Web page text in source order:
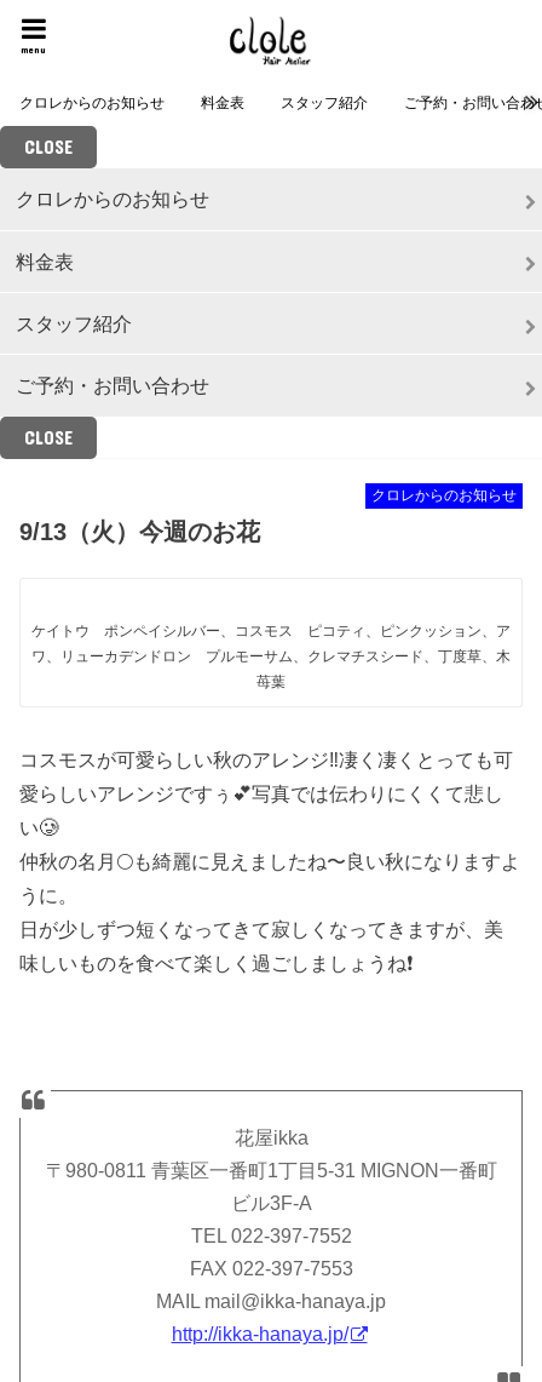
menu
クロレからのお知らせ 料金表 スタッフ紹介 ご予約・お問い合わ
CLOSE
クロレからのお知らせ
料金表
スタッフ紹介
ご予約・お問い合わせ
CLOSE
クロレからのお知らせ
9/13（火）今週のお花
ケイトウ ポンペイシルバー、コスモス ピコティ、ピンクッション、ア
ワ、リューカデンドロン プルモーサム、クレマチスシード、丁度草、木
苺葉
コスモスが可愛らしい秋のアレンジ‼️凄く凄くとっても可
愛らしいアレンジですぅ💕写真では伝わりにくくて悲し
い🥲
仲秋の名月🌕も綺麗に見えましたね〜良い秋になりますよ
うに。
日が少しずつ短くなってきて寂しくなってきますが、美
味しいものを食べて楽しく過ごしましょうね❗️
花屋ikka
〒980-0811 青葉区一番町1丁目5-31 MIGNON一番町
ビル3F-A
TEL 022-397-7552
FAX 022-397-7553
MAIL mail@ikka-hanaya.jp
http://ikka-hanaya.jp/